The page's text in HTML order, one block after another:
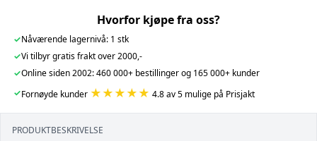
Hvorfor kjøpe fra oss?
✓Nåværende lagernivå: 1 stk
✓Vi tilbyr gratis frakt over 2000,-
✓Online siden 2002: 460 000+ bestillinger og 165 000+ kunder
✓Fornøyde kunder ★★★★★ 4.8 av 5 mulige på Prisjakt
PRODUKTBESKRIVELSE